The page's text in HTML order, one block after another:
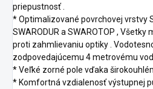
priepustnosť .
* Optimalizované povrchovej vrstvy
SWARODUR a SWAROTOP ,
proti zahmlievaniu optiky .
zodpovedajúcemu 4 metrovému
* Veľké zorné pole vďaka
* Komfortná vzdialenosť výstupnej